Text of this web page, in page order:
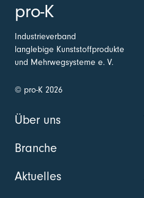
pro-K
Industrieverband
langlebige Kunststoffprodukte
und Mehrwegsysteme e. V.
© pro-K 2026
Über uns
Branche
Aktuelles